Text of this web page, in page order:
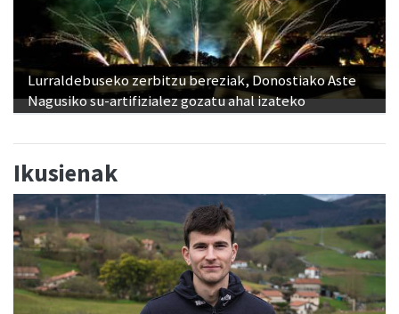
Lurraldebuseko zerbitzu bereziak, Donostiako Aste
Nagusiko su-artifizialez gozatu ahal izateko
Ikusienak